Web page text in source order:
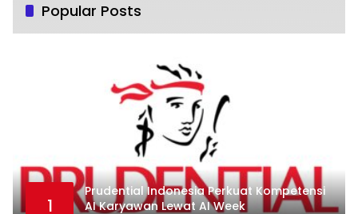
Popular Posts
1
Prudential Indonesia Perkuat Kompetensi
AI Karyawan Lewat AI Week